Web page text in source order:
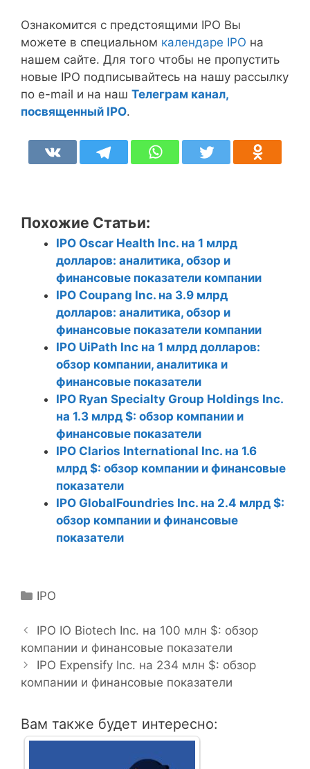
Ознакомится с предстоящими IPO Вы
можете в специальном календаре IPO на
нашем сайте. Для того чтобы не пропустить
новые IPO подписывайтесь на нашу рассылку
по e-mail и на наш Телеграм канал,
посвященный IPO.
Похожие Статьи:
IPO Oscar Health Inc. на 1 млрд
долларов: аналитика, обзор и
финансовые показатели компании
IPO Coupang Inc. на 3.9 млрд
долларов: аналитика, обзор и
финансовые показатели компании
IPO UiPath Inc на 1 млрд долларов:
обзор компании, аналитика и
финансовые показатели
IPO Ryan Specialty Group Holdings Inc.
на 1.3 млрд $: обзор компании и
финансовые показатели
IPO Clarios International Inc. на 1.6
млрд $: обзор компании и финансовые
показатели
IPO GlobalFoundries Inc. на 2.4 млрд $:
обзор компании и финансовые
показатели
Р
б
р
и
к
IPO
а
в
и
г
ц
и
IPO IO Biotech Inc. на 100 млн $: обзор
компании и финансовые показатели
IPO Expensify Inc. на 234 млн $: обзор
компании и финансовые показатели
Вам также будет интересно: